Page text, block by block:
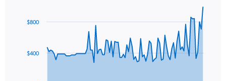
data
The$400
$800